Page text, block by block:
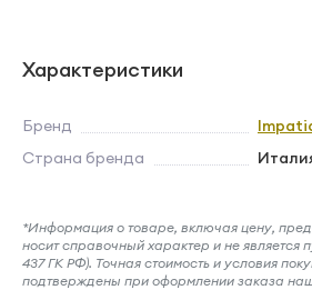
Характеристики
Бренд
Страна бренда
*Информация о товаре, включая цену,
носит справочный характер и не является
437 ГК РФ). Точная стоимость и условия
подтверждены при оформлении заказа